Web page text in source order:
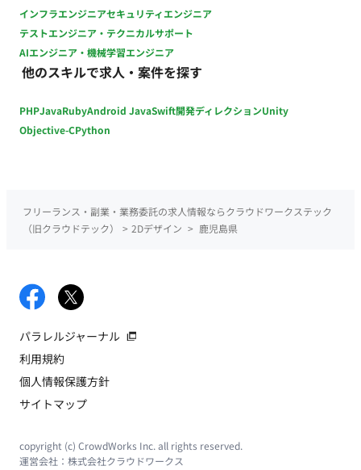
インフラエンジニアセキュリティエンジニア
テストエンジニア・テクニカルサポート
AIエンジニア・機械学習エンジニア
他のスキルで求人・案件を探す
PHPJavaRubyAndroid JavaSwift開発ディレクションUnity
Objective-CPython
フリーランス・副業・業務委託の求人情報ならクラウドワークステック
（旧クラウドテック）
> 2Dデザイン > 鹿児島県
パラレルジャーナル
利用規約
個人情報保護方針
サイトマップ
copyright (c) CrowdWorks Inc. all rights reserved.
運営会社： 株式会社クラウドワークス